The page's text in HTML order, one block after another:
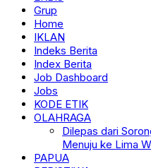
Grup
Home
IKLAN
Indeks Berita
Index Berita
Job Dashboard
Jobs
KODE ETIK
OLAHRAGA
Dilepas dari
Menuju ke Lima
PAPUA